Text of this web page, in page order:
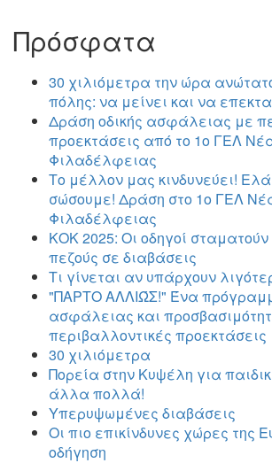
Πρόσφατα
30 χιλιόμετρα την ώρα
πόλης: να μείνει και να
Δράση οδικής ασφάλειας με
προεκτάσεις από το 1ο ΓΕΛ
Φιλαδέλφειας
Το μέλλον μας κινδυνεύει!
σώσουμε! Δράση στο 1ο ΓΕΛ
Φιλαδέλφειας
ΚΟΚ 2025: Οι οδηγοί σταματούν
πεζούς σε διαβάσεις
Τι γίνεται αν υπάρχουν
"ΠΑΡΤΟ ΑΛΛΙΏΣ!" Ένα
ασφάλειας και
περιβαλλοντικές προεκτάσεις
30 χιλιόμετρα
Πορεία στην Κυψέλη για
άλλα πολλά!
Υπερυψωμένες διαβάσεις
Οι πιο επικίνδυνες χώρες της
οδήγηση